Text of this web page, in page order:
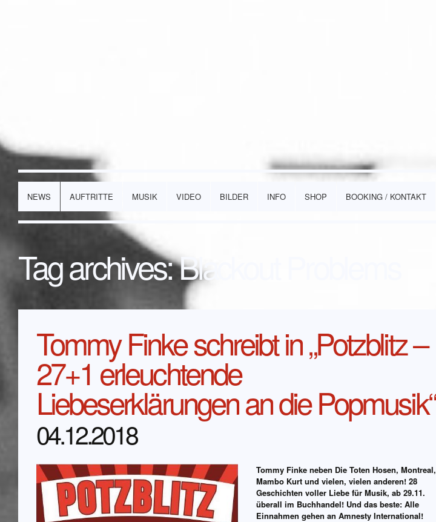
NEWS AUFTRITTE MUSIK VIDEO BILDER INFO SHOP BOOKING / KONTAKT
Tag archives:Blackout Problems
Tommy Finke schreibt in „Potzblitz –
27+1 erleuchtende
Liebeserklärungen an die Popmusik“
04.12.2018
Tommy Finke neben Die Toten Hosen, Montreal,
Mambo Kurt und vielen, vielen anderen! 28
Geschichten voller Liebe für Musik, ab 29.11.
überall im Buchhandel! Und das beste: Alle
Einnahmen gehen an Amnesty International!